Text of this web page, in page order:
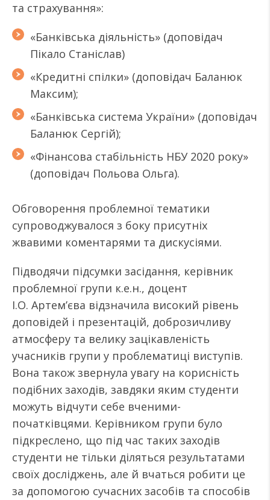
та страхування»:
«Банківська діяльність» (доповідач
Пікало Станіслав)
«Кредитні спілки» (доповідач Баланюк
Максим);
«Банківська система України» (доповідач
Баланюк Сергій);
«Фінансова стабільність НБУ 2020 року»
(доповідач Польова Ольга).
Обговорення проблемної тематики
супроводжувалося з боку присутніх
жвавими коментарями та дискусіями.
Підводячи підсумки засідання, керівник
проблемної групи к.е.н., доцент
І.О. Артем’єва відзначила високий рівень
доповідей і презентацій, доброзичливу
атмосферу та велику зацікавленість
учасників групи у проблематиці виступів.
Вона також звернула увагу на корисність
подібних заходів, завдяки яким студенти
можуть відчути себе вченими-
початківцями. Керівником групи було
підкреслено, що під час таких заходів
студенти не тільки діляться результатами
своїх досліджень, але й вчаться робити це
за допомогою сучасних засобів та способів